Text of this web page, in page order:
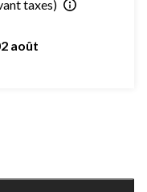
taxes)
août